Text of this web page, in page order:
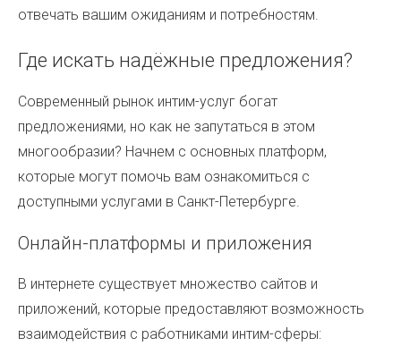
отвечать вашим ожиданиям и потребностям.
Где искать надёжные предложения?
Современный рынок интим-услуг богат
предложениями, но как не запутаться в этом
многообразии? Начнем с основных платформ,
которые могут помочь вам ознакомиться с
доступными услугами в Санкт-Петербурге.
Онлайн-платформы и приложения
В интернете существует множество сайтов и
приложений, которые предоставляют возможность
взаимодействия с работниками интим-сферы: